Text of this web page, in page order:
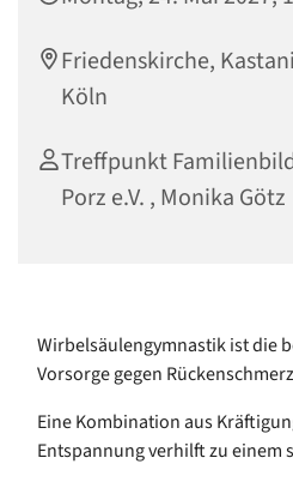
Friedenskirche,
Köln
Treffpunkt
Porz e.V. , Monika Götz
Wirbelsäulengymnastik ist die
Vorsorge gegen
Eine Kombination aus
Entspannung verhilft zu einem